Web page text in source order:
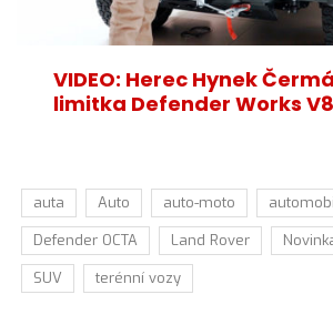
VIDEO: Herec Hynek
limitka Defender Works
auta Auto auto-moto
Defender OCTA
Land Rover
SUV
terénní vozy